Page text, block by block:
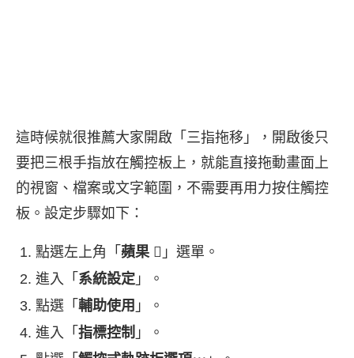
這時候就很推薦大家開啟「三指拖移」，開啟後只
要把三根手指放在觸控板上，就能直接拖動畫面上
的視窗、檔案或文字範圍，不需要再用力按住觸控
板。設定步驟如下：
點選左上角「 蘋果」選單。
進入「 系統設定 」。
點選「 輔助使用 」。
進入「 指標控制 」。